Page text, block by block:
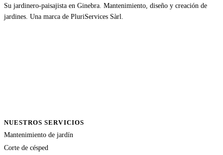
Su jardinero-paisajista en Ginebra. Mantenimiento, diseño y creación de
jardines. Una marca de PluriServices Sàrl.
NUESTROS SERVICIOS
Mantenimiento de jardín
Corte de césped